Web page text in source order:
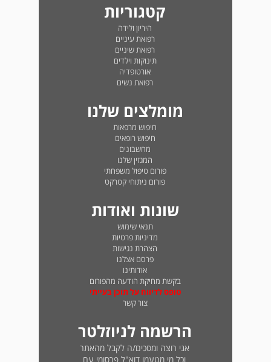
קטגוריות
היריון ולידה
רפואת עיניים
רפואת שיניים
תינוקות וילדים
אורטופדיה
רפואת נשים
מומלצים שלנו
חיפוש מרפאות
חיפוש רופאים
מחשבונים
המגזין שלנו
פורום טיפול משפחתי
פורום ניתוחי קטרקט
שונות ואודות
תנאי שימוש
מדיניות פרטיות
הצהרת נגישות
פרסם אצלנו
אודותינו
בקשת מחיקת הודעה מהפורום
טופס לדיווח על תוכן בעייתי
צור קשר
הרשמה לניוזלטר
אני רוצה ומסכים/ה לקבל מהאתר
וכל מי מטעמו דוא"ל פרסומי עם